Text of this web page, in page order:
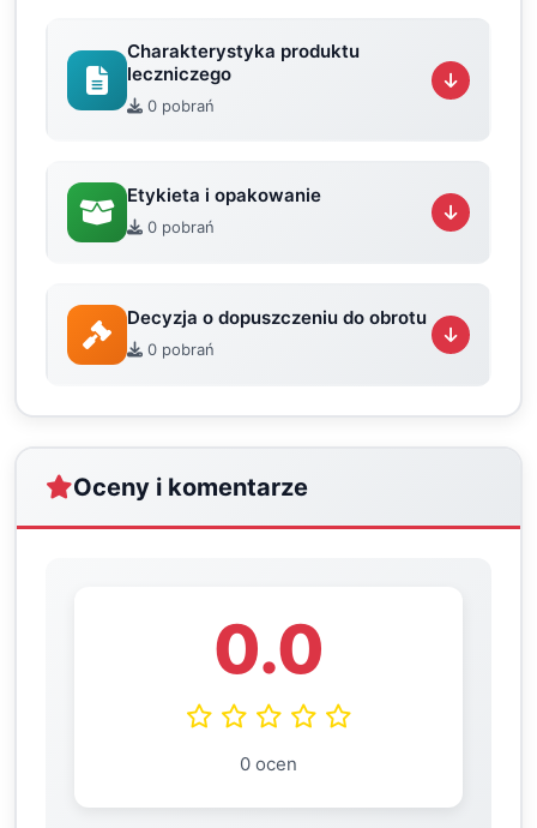
Charakterystyka produktu
leczniczego
0 pobrań
Etykieta i opakowanie
0 pobrań
Decyzja o dopuszczeniu do obrotu
0 pobrań
Oceny i komentarze
0.0
0 ocen